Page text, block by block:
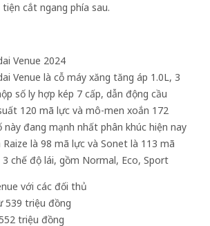
cắt ngang phía sau.
Venue 2024
Venue là cỗ máy xăng tăng áp 1.0L, 3
số ly hợp kép 7 cấp, dẫn động cầu
120 mã lực và mô-men xoắn 172
này đang mạnh nhất phân khúc hiện nay
là 98 mã lực và Sonet là 113 mã
3 chế độ lái, gồm Normal, Eco, Sport
với các đối thủ
539 triệu đồng
triệu đồng